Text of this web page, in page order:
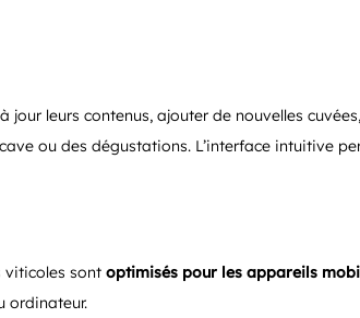
jour leurs contenus, ajouter de nouvelles
ou des dégustations. L’interface intuitive
viticoles sont optimisés pour les appareils
ordinateur.